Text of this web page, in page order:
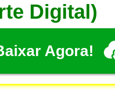
Digital)
Agora!